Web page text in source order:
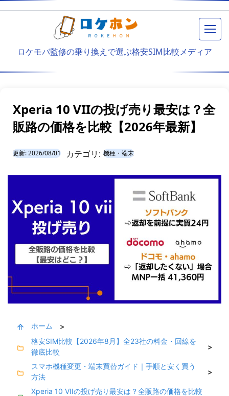
メニ
ロケモバ監修の乗り換えで選ぶ格安SIM比較メディア
Xperia 10 VIIの投げ売り最安は？全
販路の価格を比較【2026年最新】
更新:2026/08/01 カテゴリ: 機種・端末
ホーム
>
格安SIM比較【2026年8月】全23社の料金・回線を
徹底比較
>
スマホ機種変更・端末買替ガイド｜手順と安く買う
方法
>
Xperia 10 VIIの投げ売り最安は？全販路の価格を比較